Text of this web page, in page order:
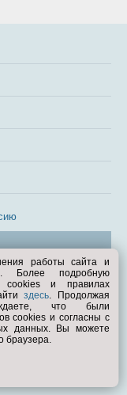
работы сайта и
Более подробную
cookies и правилах
здесь. Продолжая
что были
cookies и согласны с
данных. Вы можете
браузера.